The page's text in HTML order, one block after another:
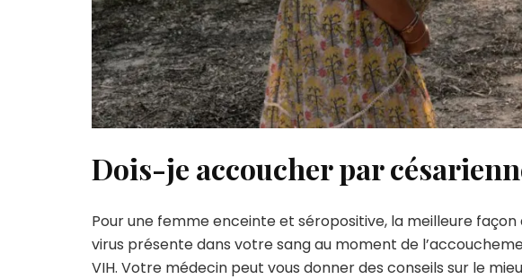
Dois-je accoucher par
Pour une femme enceinte et séropositive, la meilleure
virus présente dans votre sang au moment de
VIH. Votre médecin peut vous donner des conseils sur le